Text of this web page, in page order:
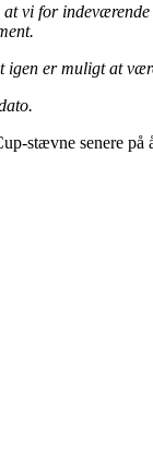
vi for
er muligt at
stævne senere på